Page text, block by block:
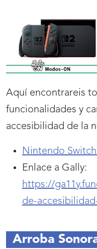
Aquí encontrareis
funcionalidades y
accesibilidad de la
Nintendo
Enlace a Gally:
https://
de-
Arroba